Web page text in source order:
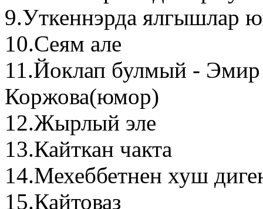
9.Уткеннэрда ялгышлар
10.Сеям але
11.Йоклап булмый - Эмир
Коржова(юмор)
12.Жырлый эле
13.Кайткан чакта
14.Мехеббетнен хуш
15.Кайтоваз